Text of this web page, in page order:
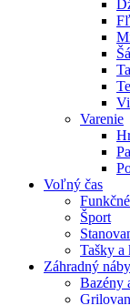
Varenie
Voľný čas
Šport
Tašky a
Záhradný
Bazény